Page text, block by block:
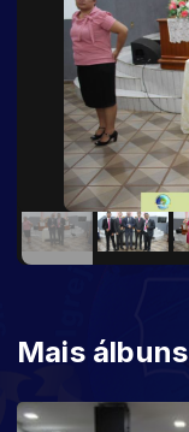
Mais álbuns